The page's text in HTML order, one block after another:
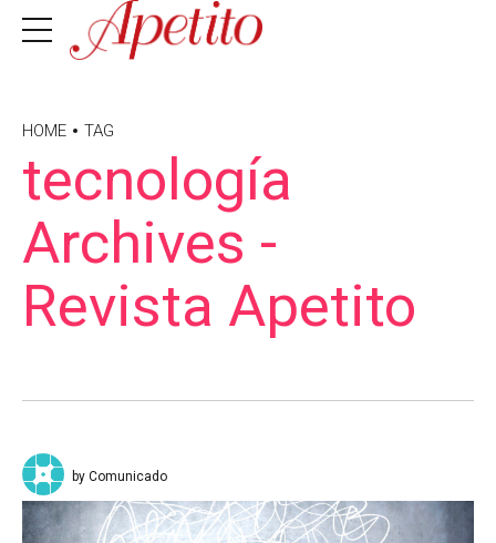
HOME TAG
tecnología
Archives -
Revista Apetito
by Comunicado